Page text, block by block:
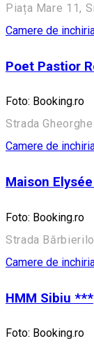
Piața Mare 11,
Camere de
Poet Pastior
Foto: Booking.ro
Strada
Camere de
Maison
Foto: Booking.ro
Strada
Camere de
HMM Sibiu ***
Foto: Booking.ro